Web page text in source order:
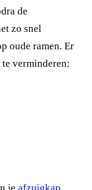
de
zo snel
oude ramen. Er
verminderen:
je afzuigkap